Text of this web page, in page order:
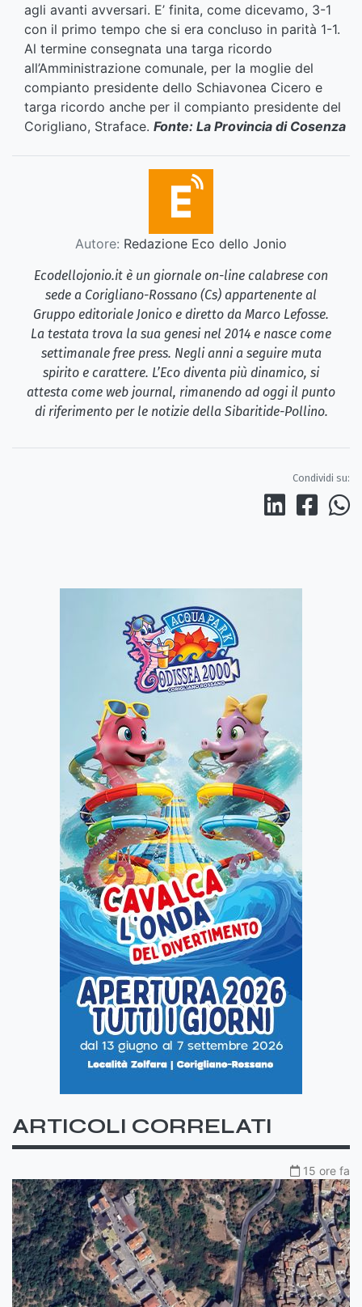
agli avanti avversari. E’ finita, come dicevamo, 3-1
con il primo tempo che si era concluso in parità 1-1.
Al termine consegnata una targa ricordo
all’Amministrazione comunale, per la moglie del
compianto presidente dello Schiavonea Cicero e
targa ricordo anche per il compianto presidente del
Corigliano, Straface. Fonte: La Provincia di Cosenza
Autore: Redazione Eco dello Jonio
Ecodellojonio.it è un giornale on-line calabrese con
sede a Corigliano-Rossano (Cs) appartenente al
Gruppo editoriale Jonico e diretto da Marco Lefosse.
La testata trova la sua genesi nel 2014 e nasce come
settimanale free press. Negli anni a seguire muta
spirito e carattere. L’Eco diventa più dinamico, si
attesta come web journal, rimanendo ad oggi il punto
di riferimento per le notizie della Sibaritide-Pollino.
Condividi su:
ARTICOLI CORRELATI
15 ore fa